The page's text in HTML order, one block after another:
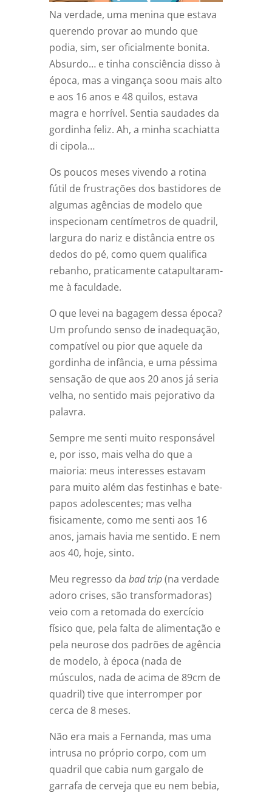
Na verdade, uma menina que estava
querendo provar ao mundo que
podia, sim, ser oficialmente bonita.
Absurdo… e tinha consciência disso à
época, mas a vingança soou mais alto
e aos 16 anos e 48 quilos, estava
magra e horrível. Sentia saudades da
gordinha feliz. Ah, a minha scachiatta
di cipola…
Os poucos meses vivendo a rotina
fútil de frustrações dos bastidores de
algumas agências de modelo que
inspecionam centímetros de quadril,
largura do nariz e distância entre os
dedos do pé, como quem qualifica
rebanho, praticamente catapultaram-
me à faculdade.
O que levei na bagagem dessa época?
Um profundo senso de inadequação,
compatível ou pior que aquele da
gordinha de infância, e uma péssima
sensação de que aos 20 anos já seria
velha, no sentido mais pejorativo da
palavra.
Sempre me senti muito responsável
e, por isso, mais velha do que a
maioria: meus interesses estavam
para muito além das festinhas e bate-
papos adolescentes; mas velha
fisicamente, como me senti aos 16
anos, jamais havia me sentido. E nem
aos 40, hoje, sinto.
Meu regresso da bad trip(na verdade
adoro crises, são transformadoras)
veio com a retomada do exercício
físico que, pela falta de alimentação e
pela neurose dos padrões de agência
de modelo, à época (nada de
músculos, nada de acima de 89cm de
quadril) tive que interromper por
cerca de 8 meses.
Não era mais a Fernanda, mas uma
intrusa no próprio corpo, com um
quadril que cabia num gargalo de
garrafa de cerveja que eu nem bebia,